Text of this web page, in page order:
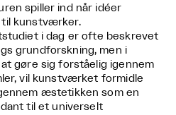
spiller ind når idéer
kunstværker.
i dag er ofte beskrevet
grundforskning, men i
gøre sig forståelig igennem
vil kunstværket formidle
æstetikken som en
til et universelt